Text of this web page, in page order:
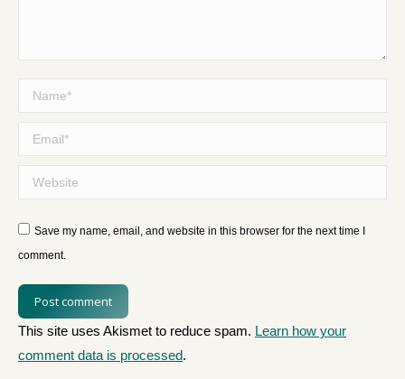
Name *
Email *
Website
Save my name, email, and website in this browser for the next time I
comment.
Post comment
This site uses Akismet to reduce spam. Learn how your
comment data is processed.